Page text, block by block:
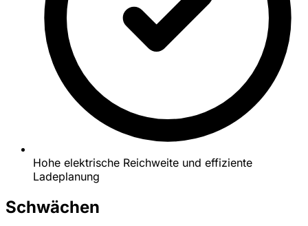
Hohe elektrische Reichweite und effiziente
Ladeplanung
Schwächen